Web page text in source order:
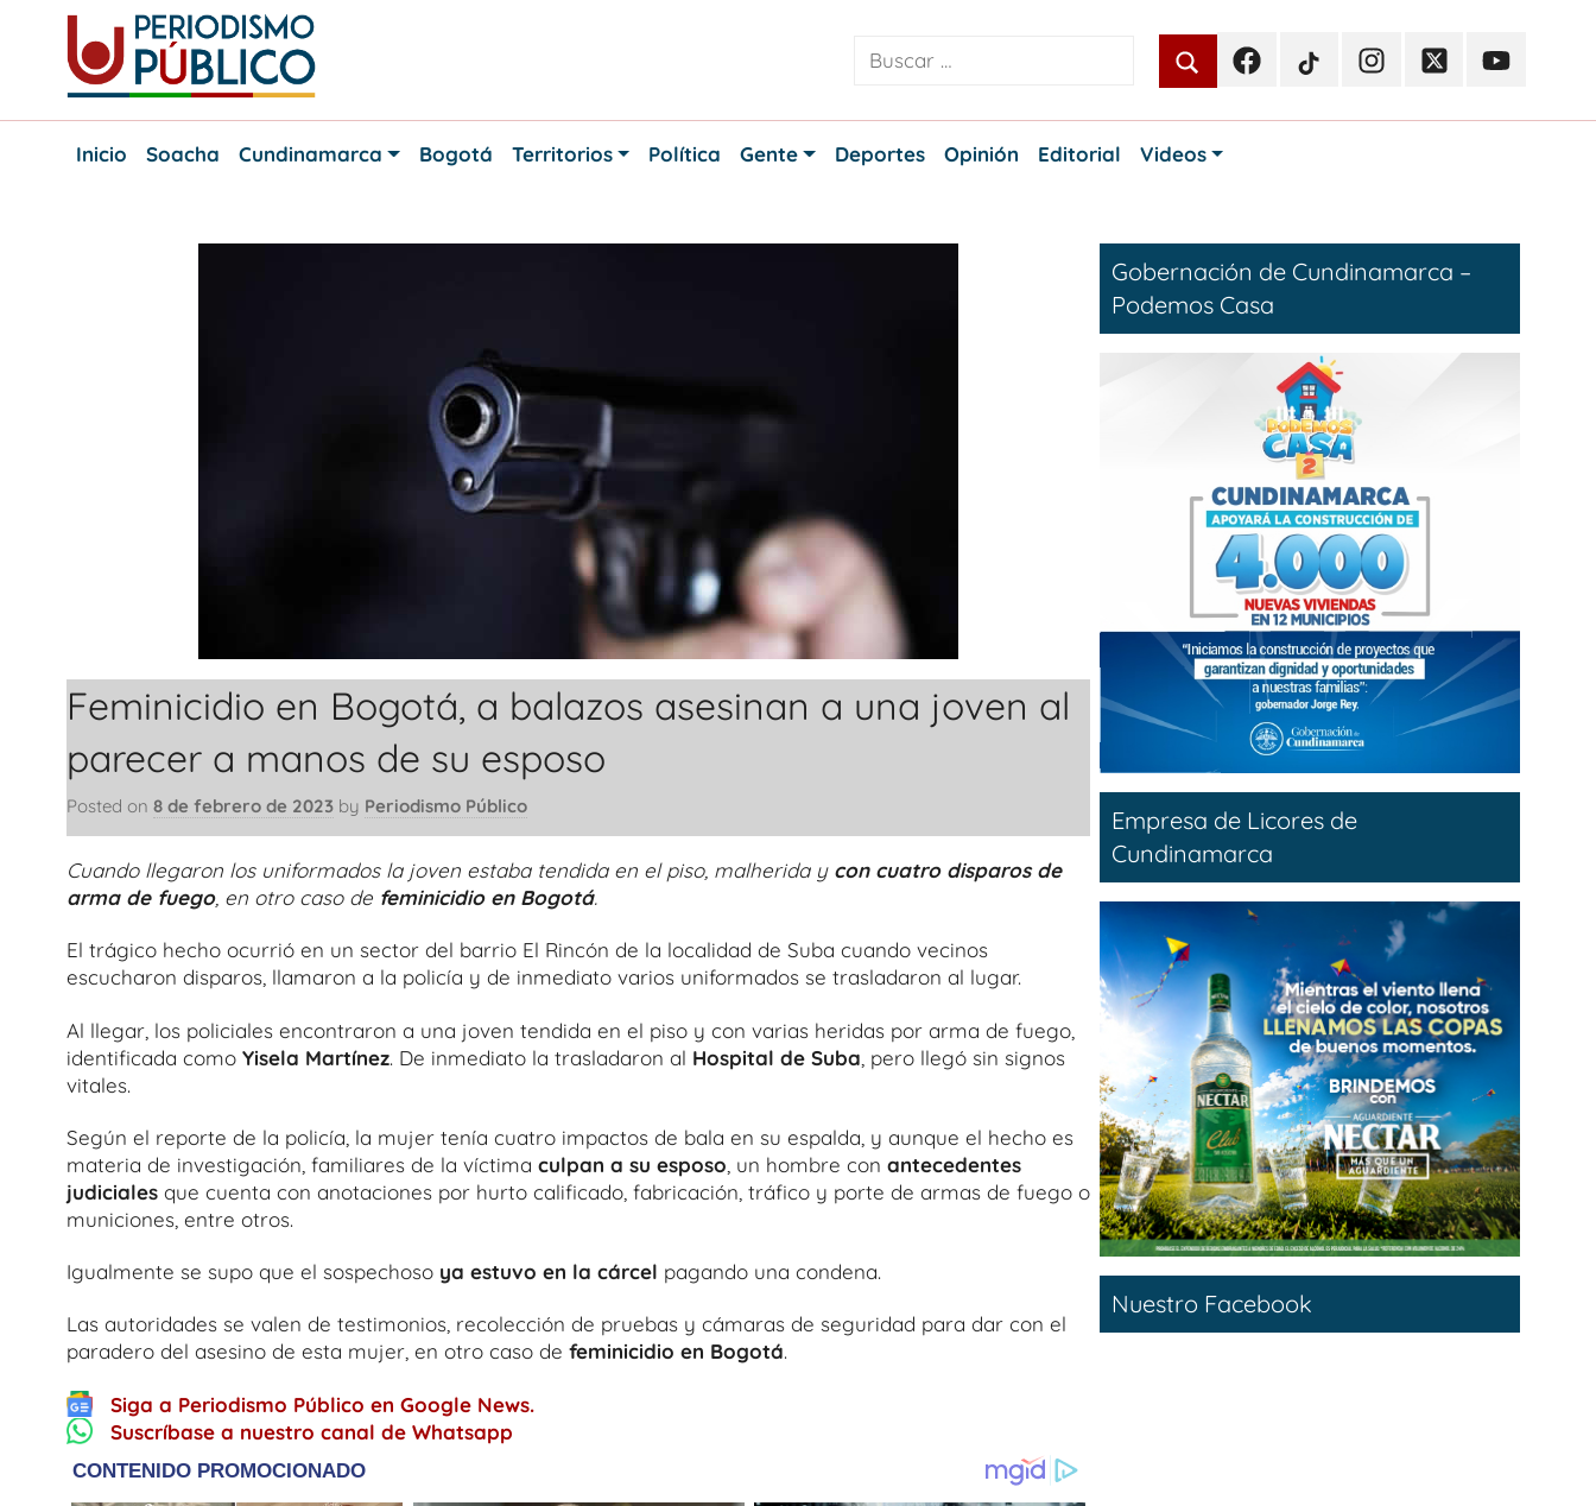
content
Periodismo
Noticias
FacebookTikTokInstagramTwitterYoutube
Inicio
Soacha Cundinamarca Bogotá Territorios Política Gente Deportes Opinión Editorial Videos
Feminicidio en Bogotá, a balazos asesinan a una joven al
parecer a manos de su esposo
Posted on 8 de febrero de 2023 by Periodismo Público
Cuando llegaron los uniformados la joven estaba tendida en el piso, malherida y con cuatro disparos de
arma de fuego, en otro caso de feminicidio en Bogotá.
El trágico hecho ocurrió en un sector del barrio El Rincón de la localidad de Suba cuando vecinos
escucharon disparos, llamaron a la policía y de inmediato varios uniformados se trasladaron al lugar.
Al llegar, los policiales encontraron a una joven tendida en el piso y con varias heridas por arma de fuego,
identificada como Yisela Martínez. De inmediato la trasladaron al Hospital de Suba , pero llegó sin signos
vitales.
Según el reporte de la policía, la mujer tenía cuatro impactos de bala en su espalda, y aunque el hecho es
materia de investigación, familiares de la víctima culpan a su esposo , un hombre con antecedentes
judiciales que cuenta con anotaciones por hurto calificado, fabricación, tráfico y porte de armas de fuego o
municiones, entre otros.
Igualmente se supo que el sospechoso ya estuvo en la cárcel pagando una condena.
Las autoridades se valen de testimonios, recolección de pruebas y cámaras de seguridad para dar con el
paradero del asesino de esta mujer, en otro caso de feminicidio en Bogotá.
Siga a Periodismo Público en Google News.
Suscríbase a nuestro canal de Whatsapp
Gobernación de Cundinamarca –
Podemos Casa
Empresa de Licores de
Cundinamarca
Nuestro Facebook